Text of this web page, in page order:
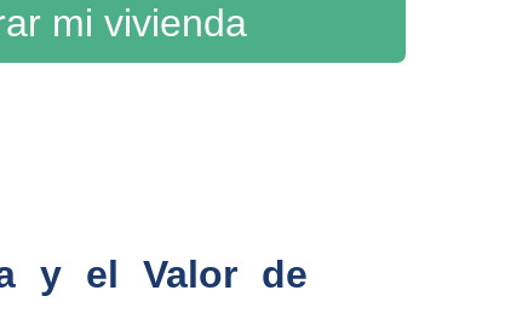
mi vivienda
y el Valor de